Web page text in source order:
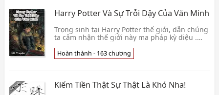
Harry Potter Và Sự Trỗi Dậy Của Văn Minh
Trọng sinh tại Harry Potter thế giới, dẫn chúng
ta cảm nhận thế giới này ma pháp kỳ diệu .
Cùng n👦 Xuyết Khấp
Hoàn thành - 163 chương
Kiếm Tiền Thật Sự Thật Là Khó Nha!